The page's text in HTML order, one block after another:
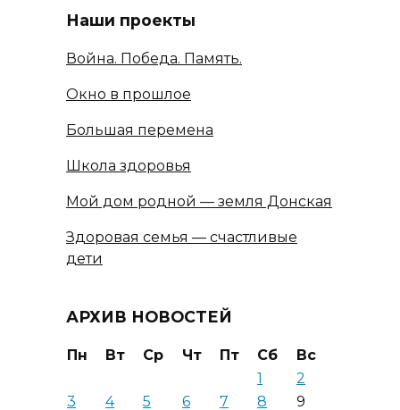
Наши проекты
Война. Победа. Память.
Окно в прошлое
Большая перемена
Школа здоровья
Мой дом родной — земля Донская
Здоровая семья — счастливые
дети
АРХИВ НОВОСТЕЙ
Пн Вт Ср Чт Пт Сб
Вс
1
2
3
4 5 6 7 8
9